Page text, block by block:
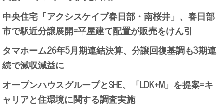
中央住宅「アクシスケイプ春日部・南桜井」、春日部
市で駅近分譲展開=平屋建て配置が販売をけん引
タマホーム26年5月期連結決算、分譲回復基調も3期連
続で減収減益に
オープンハウスグループとSHE、「LDK+M」を提案=キ
ャリアと住環境に関する調査実施